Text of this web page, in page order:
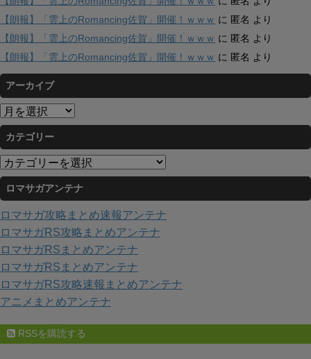
【朗報】「雲上のRomancing佐賀」開催！ｗｗｗ に 匿名 より
【朗報】「雲上のRomancing佐賀」開催！ｗｗｗ に 匿名 より
【朗報】「雲上のRomancing佐賀」開催！ｗｗｗ に 匿名 より
アーカイブ
ア
ー
カ
イ
ブ
カテゴリー
カ
テ
ゴ
リ
ー
ロマサガアンテナ
ロマサガ攻略まとめ速報アンテナ
ロマサガRS攻略まとめアンテナ
ロマサガRSまとめアンテナ
ロマサガRSまとめアンテナ
ロマサガRS攻略速報まとめアンテナ
アニメまとめアンテナ
RSSを購読する